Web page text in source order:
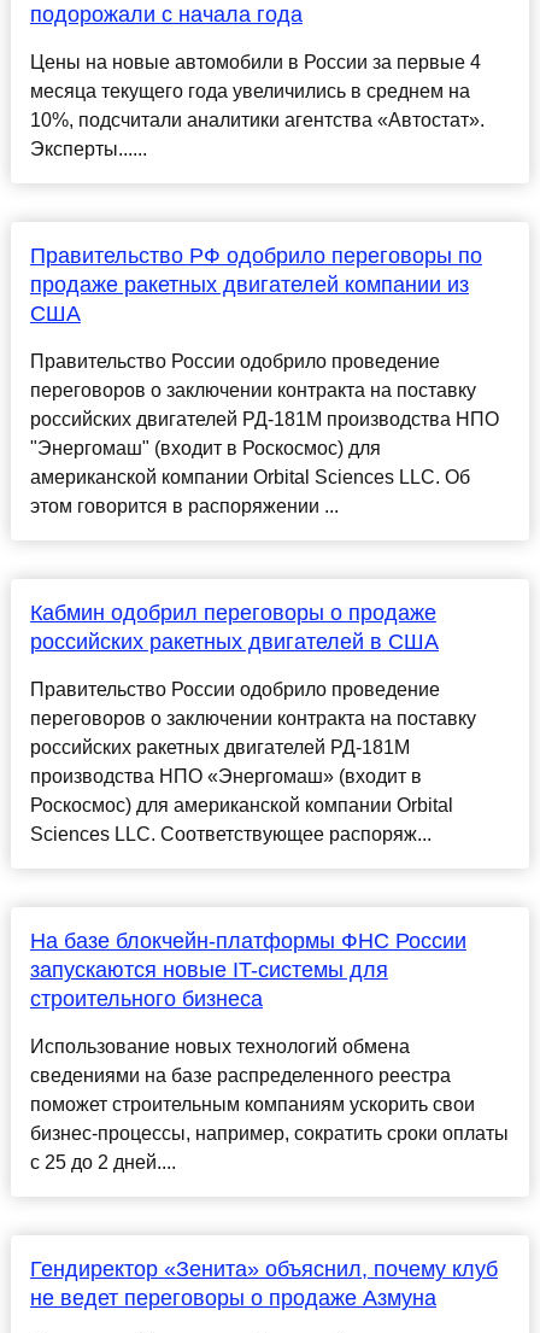
подорожали с начала года
Цены на новые автомобили в России за первые 4
месяца текущего года увеличились в среднем на
10%, подсчитали аналитики агентства «Автостат».
Эксперты......
Правительство РФ одобрило переговоры по
продаже ракетных двигателей компании из
США
Правительство России одобрило проведение
переговоров о заключении контракта на поставку
российских двигателей РД-181М производства НПО
"Энергомаш" (входит в Роскосмос) для
американской компании Orbital Sciences LLC. Об
этом говорится в распоряжении ...
Кабмин одобрил переговоры о продаже
российских ракетных двигателей в США
Правительство России одобрило проведение
переговоров о заключении контракта на поставку
российских ракетных двигателей РД-181М
производства НПО «Энергомаш» (входит в
Роскосмос) для американской компании Orbital
Sciences LLC. Соответствующее распоряж...
На базе блокчейн-платформы ФНС России
запускаются новые IT-системы для
строительного бизнеса
Использование новых технологий обмена
сведениями на базе распределенного реестра
поможет строительным компаниям ускорить свои
бизнес-процессы, например, сократить сроки оплаты
с 25 до 2 дней....
Гендиректор «Зенита» объяснил, почему клуб
не ведет переговоры о продаже Азмуна